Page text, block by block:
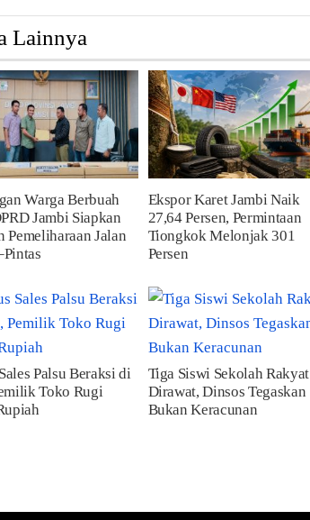
Lainnya
Warga Berbuah
Jambi Siapkan
Pemeliharaan Jalan
Ekspor Karet Jambi Naik
27,64 Persen, Permintaan
Tiongkok Melonjak 301
Persen
Palsu Beraksi di
Toko Rugi
Tiga Siswi Sekolah Rakyat
Dirawat, Dinsos Tegaskan
Bukan Keracunan